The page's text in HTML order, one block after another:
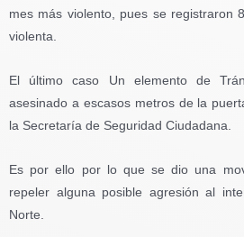
mes más violento, pues se registraron
violenta.
El último caso Un elemento de
asesinado a escasos metros de la
la Secretaría de Seguridad Ciudadana.
Es por ello por lo que se dio una
repeler alguna posible agresión al
Norte.